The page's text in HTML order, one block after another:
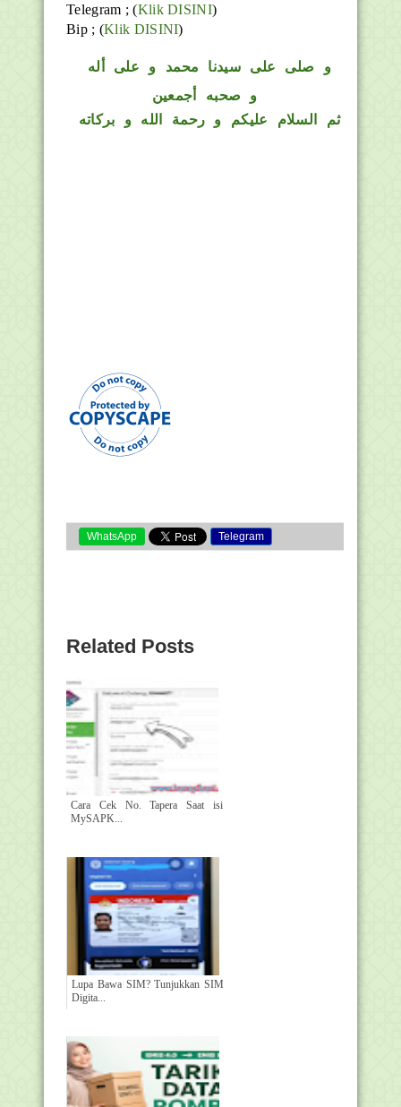
Telegram ;(Klik DISINI)
Bip ; (Klik DISINI)
و صلى على سيدنا محمد و على أله
و صحبه أجمعين
ثم السلام عليكم و رحمة الله و بركاته
WhatsApp Telegram
Related Posts
Cara Cek No. Tapera Saat isi
MySAPK...
Lupa Bawa SIM? Tunjukkan SIM
Digita...